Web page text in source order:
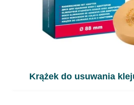
Krążek do usuwania